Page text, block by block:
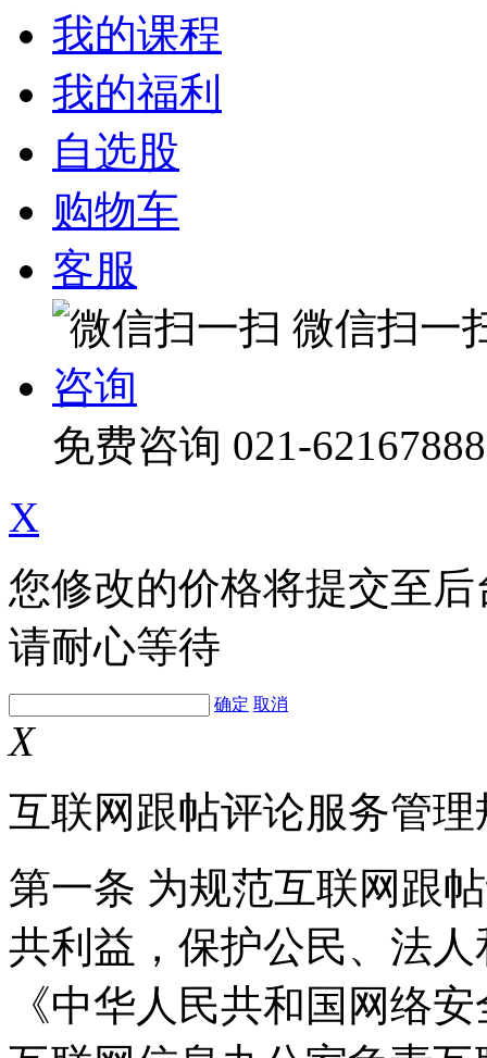
我的课程
我的福利
自选股
购物车
客服
微信扫一
咨询
免费咨询 021-62167888
X
您修改的价格将提交至
请耐心等待
确定 取消
X
互联网跟帖评论服务管理
第一条 为规范互联网跟
共利益，保护公民、法
《中华人民共和国网络